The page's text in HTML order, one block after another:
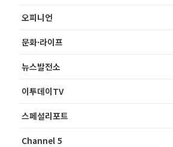
오피니언
문화·라이프
뉴스발전소
이투데이TV
스페셜리포트
Channel 5